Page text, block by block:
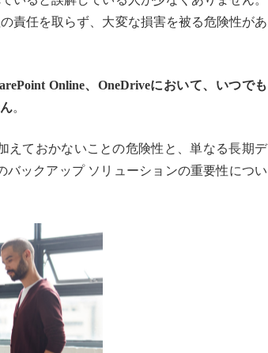
責任を取らず、大変な損害を被る危険性があ
Online、OneDriveにおいて、いつでも
。
えておかないことの危険性と、単なる長期デ
バックアップ ソリューションの重要性につい